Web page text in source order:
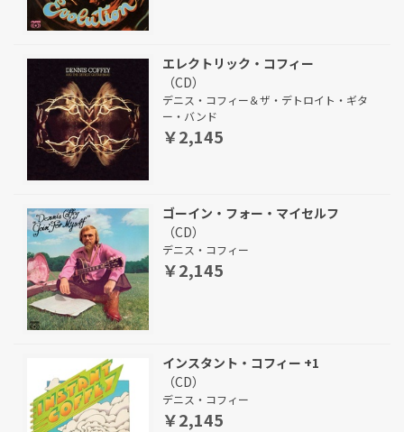
エレクトリック・コフィー
（CD）
デニス・コフィー＆ザ・デトロイト・ギタ
ー・バンド
￥2,145
ゴーイン・フォー・マイセルフ
（CD）
デニス・コフィー
￥2,145
インスタント・コフィー +1
（CD）
デニス・コフィー
￥2,145